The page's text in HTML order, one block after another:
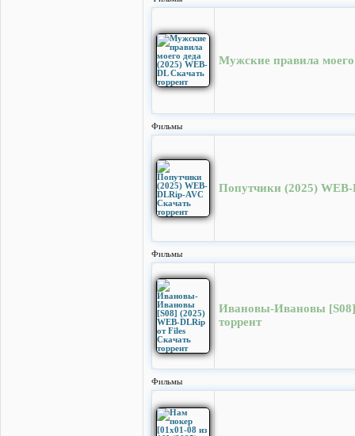
Мужские правила моего
Фильмы
Попутчики (2025)
Фильмы
Ивановы-Ивановы [S08]
торрент
Фильмы